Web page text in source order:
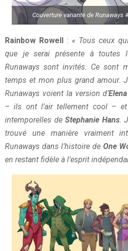
Couverture variante de Runaways
Rainbow Rowell : « Tous ceux
que je serai présente à toutes
Runaways sont invités. Ce sont
temps et mon plus grand amour.
Runaways voient la version d’
– ils ont l’air tellement cool –
intemporelles de Stephanie Hans.
trouvé une manière vraiment
Runaways dans l’histoire de One
en restant fidèle à l’esprit